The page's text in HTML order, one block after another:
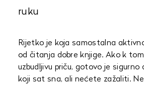
ruku
Rijetko je koja samostalna
od čitanja dobre knjige. Ako k
uzbudljivu priču, gotovo je sigurno
koji sat sna, ali nećete zažaliti.